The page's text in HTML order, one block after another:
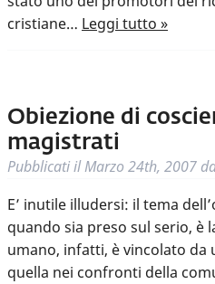
cristiane… Leggi tutto »
Obiezione di
magistrati
Pubblicati ilMarzo 24th, 2007
E’ inutile illudersi: il tema
quando sia preso sul serio, è
umano, infatti, è vincolato da
quella nei confronti della